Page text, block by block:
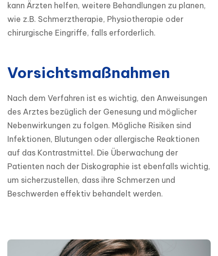
kann Ärzten helfen, weitere Behandlungen zu planen,
wie z.B. Schmerztherapie, Physiotherapie oder
chirurgische Eingriffe, falls erforderlich.
Vorsichtsmaßnahmen
Nach dem Verfahren ist es wichtig, den Anweisungen
des Arztes bezüglich der Genesung und möglicher
Nebenwirkungen zu folgen. Mögliche Risiken sind
Infektionen, Blutungen oder allergische Reaktionen
auf das Kontrastmittel. Die Überwachung der
Patienten nach der Diskographie ist ebenfalls wichtig,
um sicherzustellen, dass ihre Schmerzen und
Beschwerden effektiv behandelt werden.